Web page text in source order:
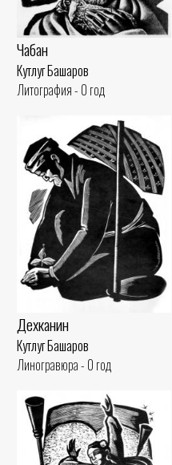
Чабан
Кутлуг Башаров
Литография - 0 год
Дехканин
Кутлуг Башаров
Линогравюра - 0 год